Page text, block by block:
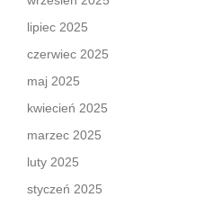
lipiec 2025
czerwiec 2025
maj 2025
kwiecień 2025
marzec 2025
luty 2025
styczeń 2025